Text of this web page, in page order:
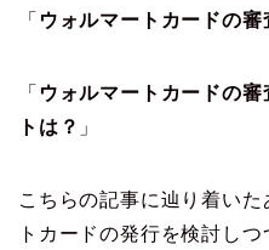
「 ウォルマートカードの審
「 ウォルマートカードの
トは？ 」
こちらの記事に辿り着い
トカードの発行を検討し